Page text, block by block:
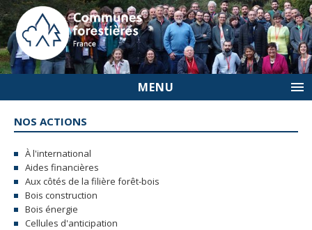
MENU
NOS ACTIONS
À l'international
Aides financières
Aux côtés de la filière forêt-bois
Bois construction
Bois énergie
Cellules d'anticipation